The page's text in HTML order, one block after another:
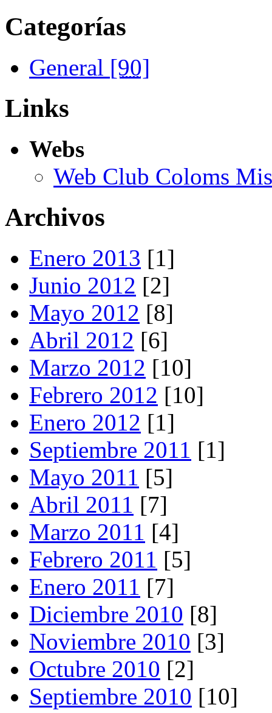
Categorías
General [90]
Links
Webs
Web Club Coloms
Archivos
Enero 2013 [1]
Junio 2012 [2]
Mayo 2012 [8]
Abril 2012 [6]
Marzo 2012 [10]
Febrero 2012 [10]
Enero 2012 [1]
Septiembre 2011 [1]
Mayo 2011 [5]
Abril 2011 [7]
Marzo 2011 [4]
Febrero 2011 [5]
Enero 2011 [7]
Diciembre 2010 [8]
Noviembre 2010 [3]
Octubre 2010 [2]
Septiembre 2010 [10]